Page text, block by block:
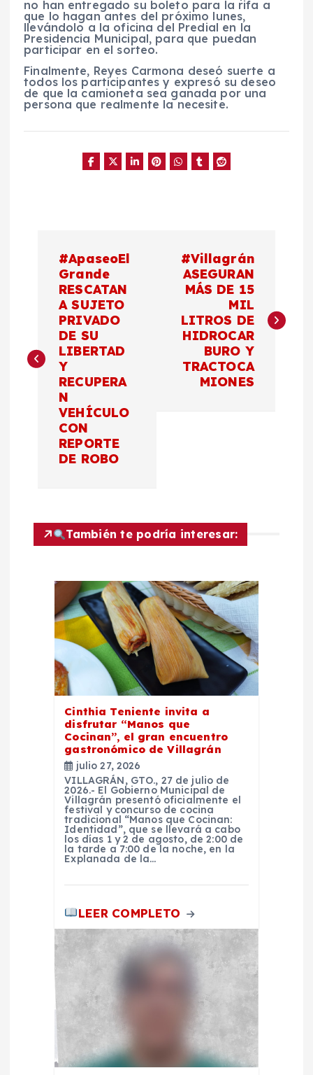
no han entregado su boleto para la rifa a
que lo hagan antes del próximo lunes,
llevándolo a la oficina del Predial en la
Presidencia Municipal, para que puedan
participar en el sorteo.
Finalmente, Reyes Carmona deseó suerte a
todos los participantes y expresó su deseo
de que la camioneta sea ganada por una
persona que realmente la necesite.
e
ó
n
#ApaseoEl
Grande
RESCATAN
A SUJETO
PRIVADO
DE SU
LIBERTAD
Y
RECUPERA
N
VEHÍCULO
CON
REPORTE
DE ROBO
#Villagrán
ASEGURAN
MÁS DE 15
MIL
LITROS DE
HIDROCAR
BURO Y
TRACTOCA
MIONES
También te podría interesar:
Cinthia Teniente invita a
disfrutar “Manos que
Cocinan”, el gran encuentro
gastronómico de Villagrán
julio 27, 2026
VILLAGRÁN, GTO., 27 de julio de
2026.- El Gobierno Municipal de
Villagrán presentó oficialmente el
festival y concurso de cocina
tradicional “Manos que Cocinan:
Identidad”, que se llevará a cabo
los días 1 y 2 de agosto, de 2:00 de
la tarde a 7:00 de la noche, en la
Explanada de la…
LEER COMPLETO